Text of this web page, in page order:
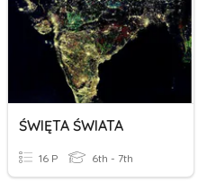
ŚWIĘTA ŚWIATA
16 P 6th - 7th